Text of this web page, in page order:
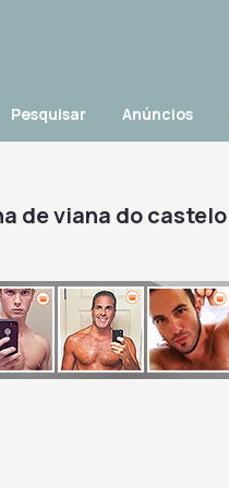
Pesquisar Anúncios
de viana do castelo